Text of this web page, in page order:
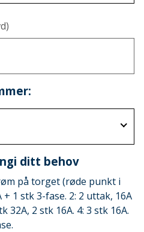
ditt behov
på torget (røde punkt i
1 stk 3-fase. 2: 2 uttak, 16A
32A, 2 stk 16A. 4: 3 stk 16A.